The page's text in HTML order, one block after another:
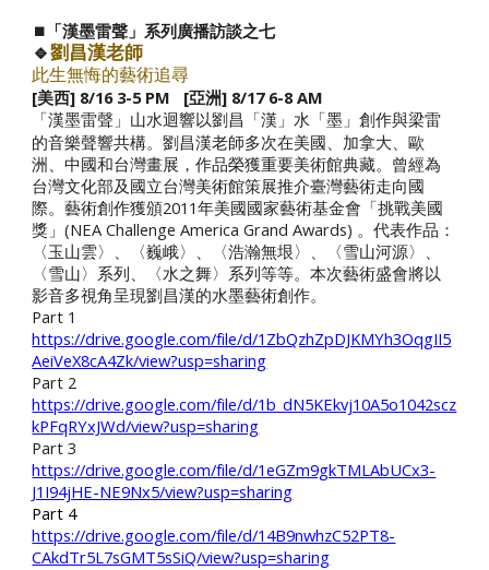
⏹️「漢墨雷聲」系列廣播訪談之七
🔹劉昌漢老師
此生無悔的藝術追尋
[美西] 8/16 3-5 PM [亞洲] 8/17 6-8 AM
「漢墨雷聲」
山水迴響以劉昌「漢」水「墨」創作與梁雷
的音樂聲響共構。劉昌漢老師多次在美國、加拿大、歐
洲、中國和台灣畫展，作品榮獲重要美術館典藏。曾經為
台灣文化部及國立台灣美術館策展推介臺灣藝術走向國
際。藝術創作獲頒2011年美國國家藝術基金會「挑戰美國
獎」(NEA Challenge America Grand Awards) 。代表作品：
〈玉山雲〉、〈巍峨〉、〈浩瀚無垠〉、〈雪山河源〉、
〈雪山〉系列、〈水之舞〉系列等等。本次藝術盛會將以
影音多視角呈現劉昌漢的水墨藝術創作。
Part 1
https://drive.google.com/file/d/1ZbQzhZpDJKMYh3OqgII5
AeiVeX8cA4Zk/view?usp=sharing
Part 2
https://drive.google.com/file/d/1b_dN5KEkvj10A5o1042scz
kPFqRYxJWd/view?usp=sharing
Part 3
https://drive.google.com/file/d/1eGZm9gkTMLAbUCx3-
J1I94jHE-NE9Nx5/view?usp=sharing
Part 4
https://drive.google.com/file/d/14B9nwhzC52PT8-
CAkdTr5L7sGMT5sSiQ/view?usp=sharing